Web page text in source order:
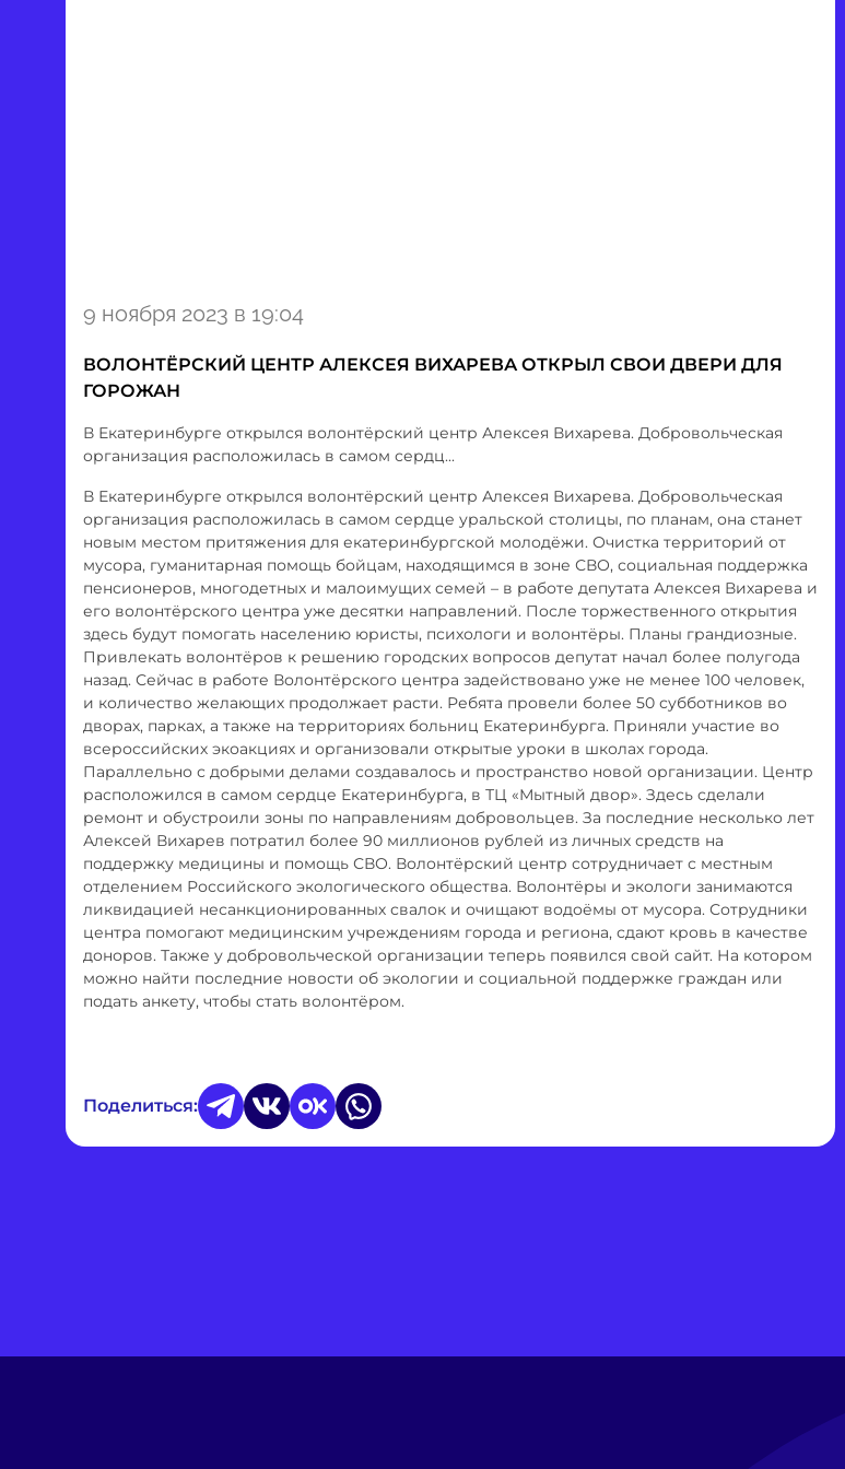
1
1
9 ноября 2023 в 19:04
ВОЛОНТЁРСКИЙ ЦЕНТР АЛЕКСЕЯ ВИХАРЕВА ОТКРЫЛ СВОИ ДВЕРИ ДЛЯ
ГОРОЖАН
В Екатеринбурге открылся волонтёрский центр Алексея Вихарева. Добровольческая
организация расположилась в самом сердц...
В Екатеринбурге открылся волонтёрский центр Алексея Вихарева. Добровольческая
организация расположилась в самом сердце уральской столицы, по планам, она станет
новым местом притяжения для екатеринбургской молодёжи. Очистка территорий от
мусора, гуманитарная помощь бойцам, находящимся в зоне СВО, социальная поддержка
пенсионеров, многодетных и малоимущих семей – в работе депутата Алексея Вихарева и
его волонтёрского центра уже десятки направлений. После торжественного открытия
здесь будут помогать населению юристы, психологи и волонтёры. Планы грандиозные.
Привлекать волонтёров к решению городских вопросов депутат начал более полугода
назад. Сейчас в работе Волонтёрского центра задействовано уже не менее 100 человек,
и количество желающих продолжает расти. Ребята провели более 50 субботников во
дворах, парках, а также на территориях больниц Екатеринбурга. Приняли участие во
всероссийских экоакциях и организовали открытые уроки в школах города.
Параллельно с добрыми делами создавалось и пространство новой организации. Центр
расположился в самом сердце Екатеринбурга, в ТЦ «Мытный двор». Здесь сделали
ремонт и обустроили зоны по направлениям добровольцев. За последние несколько лет
Алексей Вихарев потратил более 90 миллионов рублей из личных средств на
поддержку медицины и помощь СВО. Волонтёрский центр сотрудничает с местным
отделением Российского экологического общества. Волонтёры и экологи занимаются
ликвидацией несанкционированных свалок и очищают водоёмы от мусора. Сотрудники
центра помогают медицинским учреждениям города и региона, сдают кровь в качестве
доноров. Также у добровольческой организации теперь появился свой сайт. На котором
можно найти последние новости об экологии и социальной поддержке граждан или
подать анкету, чтобы стать волонтёром.
Поделиться: